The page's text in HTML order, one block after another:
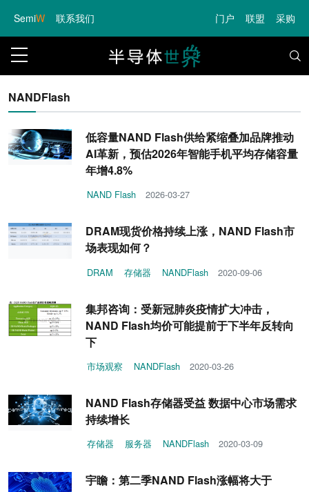
SemiW 联系我们 门户 联盟 采购
NANDFlash
低容量NAND Flash供给紧缩叠加品牌推动
AI革新，预估2026年智能手机平均存储容量
年增4.8%
NAND Flash 2026-03-27
DRAM现货价格持续上涨，NAND Flash市
场表现如何？
DRAM 存储器 NANDFlash 2020-09-06
集邦咨询：受新冠肺炎疫情扩大冲击，
NAND Flash均价可能提前于下半年反转向
下
市场观察 NANDFlash 2020-03-26
NAND Flash存储器受益 数据中心市场需求
持续增长
存储器 服务器 NANDFlash 2020-03-09
宇瞻：第二季NAND Flash涨幅将大于